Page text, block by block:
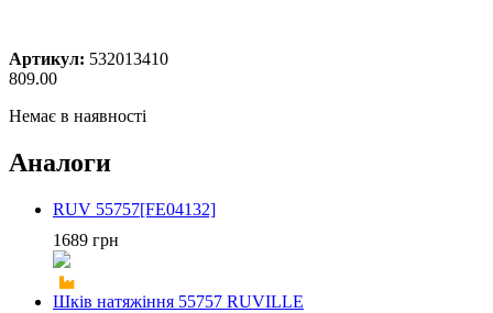
Артикул: 532013410
809.00
Немає в наявності
Аналоги
RUV 55757[FE04132]
1689 грн
Шків натяжіння 55757 RUVILLE